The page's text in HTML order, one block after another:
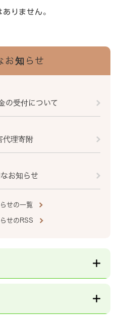
りません。
お知らせ
の受付について
理寄附
お知らせ
せの一覧
せのRSS